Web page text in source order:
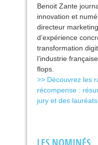
Benoit Zante
innovation et
directeur
d’expérience
transformation
l’industrie
flops.
>> Découvrez les
récompense :
jury et des lauréats